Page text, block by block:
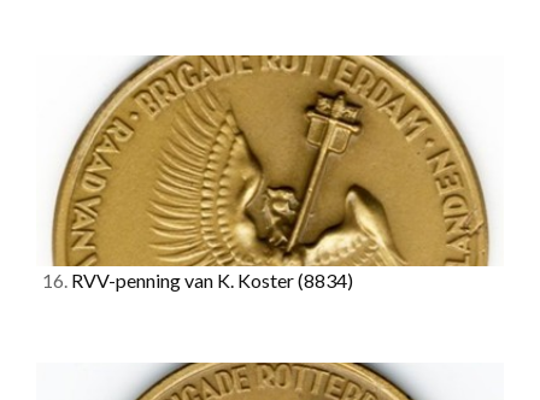
16. RVV-penning van K. Koster(8834)